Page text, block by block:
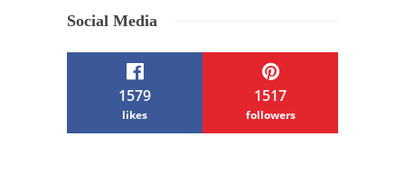
Social Media
1579
likes
1517
followers